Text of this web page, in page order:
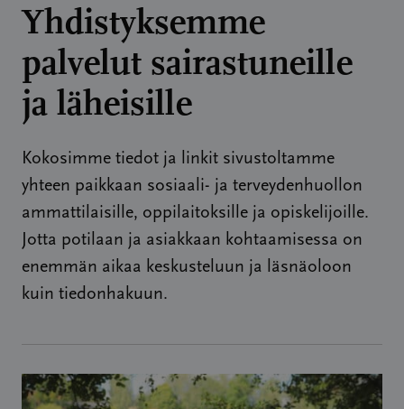
Yhdistyksemme
palvelut sairastuneille
ja läheisille
Kokosimme tiedot ja linkit sivustoltamme
yhteen paikkaan sosiaali- ja terveydenhuollon
ammattilaisille, oppilaitoksille ja opiskelijoille.
Jotta potilaan ja asiakkaan kohtaamisessa on
enemmän aikaa keskusteluun ja läsnäoloon
kuin tiedonhakuun.